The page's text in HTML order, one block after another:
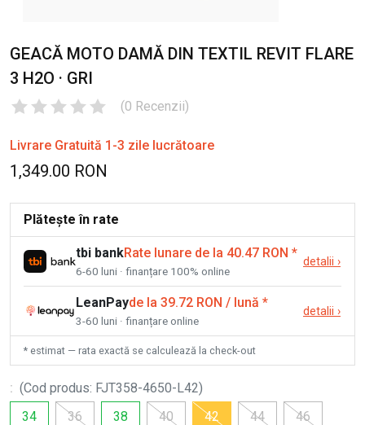
GEACĂ MOTO DAMĂ DIN TEXTIL REVIT FLARE
3 H2O · GRI
(0 Recenzii)
Livrare Gratuită 1-3 zile lucrătoare
1,349.00 RON
Plătește în rate
tbi bankRate lunare de la 40.47 RON *
6-60 luni · finanțare 100% online
detalii ›
LeanPayde la 39.72 RON / lună *
3-60 luni · finanțare online
detalii ›
* estimat — rata exactă se calculează la check-out
: (Cod produs: FJT358-4650-L42)
34
36 38 40 42 44 46